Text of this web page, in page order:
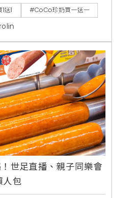
式等6款指定飲品任選 。
送1 #CoCo珍奶買一送一
世足直播、親子同樂會
人包